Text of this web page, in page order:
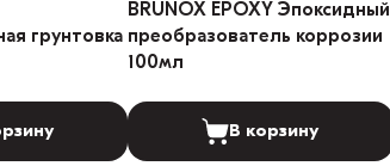
грунтовка
BRUNOX EPOXY Эпоксидный
преобразователь коррозии
100мл
В корзину